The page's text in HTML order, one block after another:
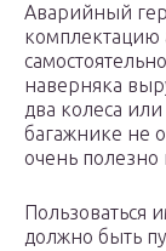
Аварийный
комплектацию
наверняка
два колеса
багажнике не
очень полезно
Пользоваться
должно быть